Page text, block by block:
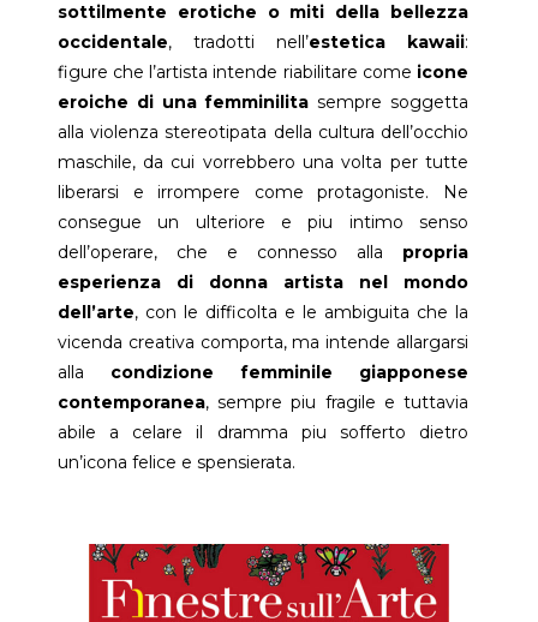
sottilmente erotiche o miti della bellezza
occidentale, tradotti nell’estetica kawaii:
figure che l’artista intende riabilitare come icone
eroiche di una femminilita sempre soggetta
alla violenza stereotipata della cultura dell’occhio
maschile, da cui vorrebbero una volta per tutte
liberarsi e irrompere come protagoniste. Ne
consegue un ulteriore e piu intimo senso
dell’operare, che e connesso alla propria
esperienza di donna artista nel mondo
dell’arte, con le difficolta e le ambiguita che la
vicenda creativa comporta, ma intende allargarsi
alla condizione femminile giapponese
contemporanea, sempre piu fragile e tuttavia
abile a celare il dramma piu sofferto dietro
un’icona felice e spensierata.